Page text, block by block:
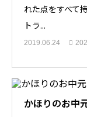
れた点をすべて
トラ...
2019.06.24
かほりのお中